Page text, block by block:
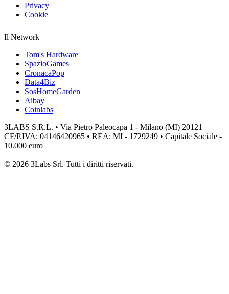
Privacy
Cookie
Il Network
Tom's Hardware
SpazioGames
CronacaPop
Data4Biz
SosHomeGarden
Aibay
Coinlabs
3LABS S.R.L. • Via Pietro Paleocapa 1 - Milano (MI) 20121
CF/P.IVA: 04146420965 • REA: MI - 1729249 • Capitale Sociale -
10.000 euro
© 2026 3Labs Srl. Tutti i diritti riservati.